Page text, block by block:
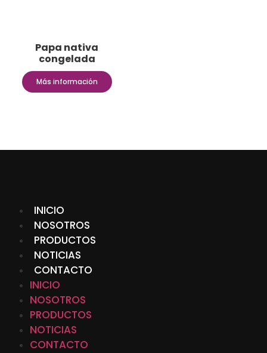
Papa nativa
congelada
Más información
INICIO
NOSOTROS
PRODUCTOS
NOTICIAS
CONTACTO
INICIO
NOSOTROS
PRODUCTOS
NOTICIAS
CONTACTO